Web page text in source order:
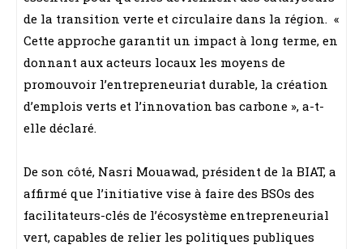
de la transition verte et circulaire dans la région. «
Cette approche garantit un impact à long terme, en
donnant aux acteurs locaux les moyens de
promouvoir l’entrepreneuriat durable, la création
d’emplois verts et l’innovation bas carbone », a-t-
elle déclaré.
De son côté, Nasri Mouawad, président de la BIAT, a
affirmé que l’initiative vise à faire des BSOs des
facilitateurs-clés de l’écosystème entrepreneurial
vert, capables de relier les politiques publiques